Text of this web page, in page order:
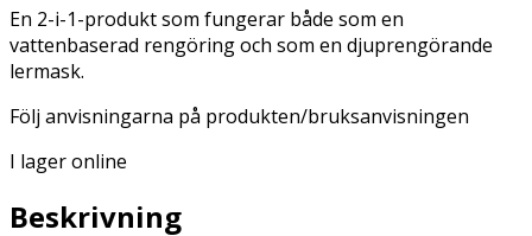
En 2-i-1-produkt som fungerar både som en
vattenbaserad rengöring och som en djuprengörande
lermask.
Följ anvisningarna på produkten/bruksanvisningen
I lager online
Beskrivning